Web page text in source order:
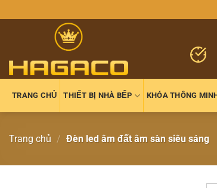
TRANG CHỦ THIẾT BỊ NHÀ BẾP KHÓA THÔNG
Trang chủ / Đèn led âm đất âm sàn siêu sáng